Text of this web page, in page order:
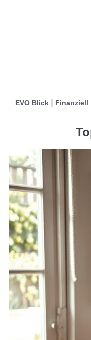
EVO Blick Finanziell